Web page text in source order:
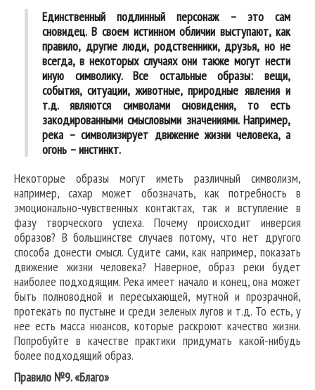
Единственный подлинный персонаж – это сам
сновидец.В своем истинном обличии выступают, как
правило, другие люди, родственники, друзья, но не
всегда, в некоторых случаях они также могут нести
иную символику. Все остальные образы: вещи,
события, ситуации, животные, природные явления и
т.д. являются символами сновидения, то есть
закодированными смысловыми значениями. Например,
река – символизирует движение жизни человека, а
огонь – инстинкт.
Некоторые образы могут иметь различный символизм,
например, сахар может обозначать, как потребность в
эмоционально-чувственных контактах, так и вступление в
фазу творческого успеха. Почему происходит инверсия
образов? В большинстве случаев потому, что нет другого
способа донести смысл. Судите сами, как например, показать
движение жизни человека? Наверное, образ реки будет
наиболее подходящим. Река имеет начало и конец, она может
быть полноводной и пересыхающей, мутной и прозрачной,
протекать по пустыне и среди зеленых лугов и т.д. То есть, у
нее есть масса нюансов, которые раскроют качество жизни.
Попробуйте в качестве практики придумать какой-нибудь
более подходящий образ.
Правило №9. «Благо»